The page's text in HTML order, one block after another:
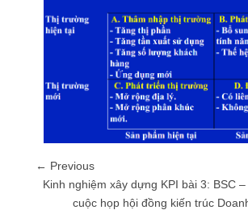
← Previous
Kinh nghiệm xây dựng KPI bài 3: BSC
cuộc họp hội đồng kiến trúc